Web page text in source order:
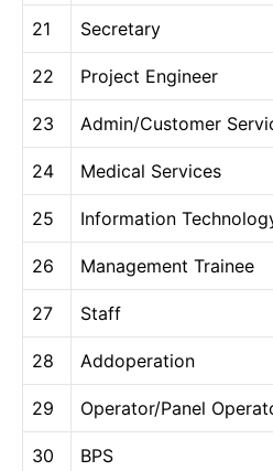
21 Secretary
22 Project Engineer
23 Admin/Customer
24 Medical Services
25 Information
26 Management Trainee
27 Staff
28 Addoperation
29 Operator/Panel
30 BPS